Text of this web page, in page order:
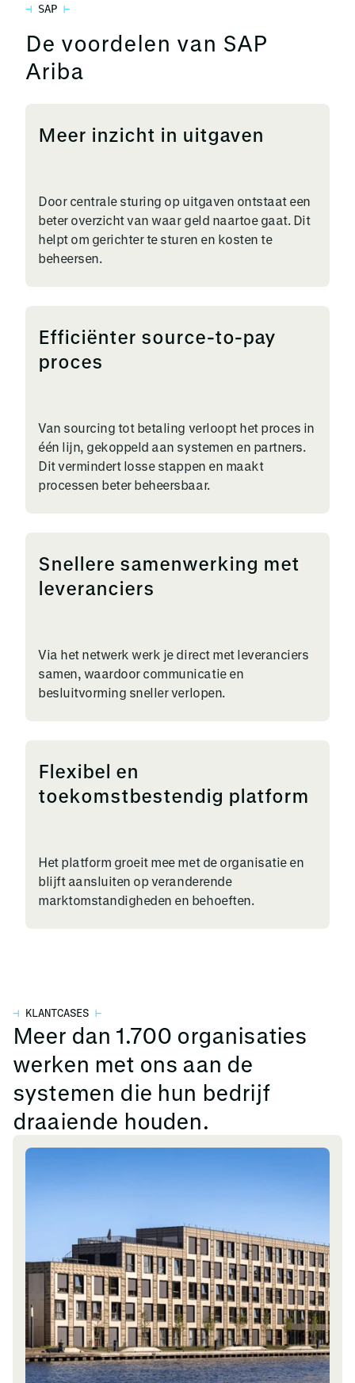
SAP
De voordelen van SAP
Ariba
Meer inzicht in uitgaven
Door centrale sturing op uitgaven ontstaat een
beter overzicht van waar geld naartoe gaat. Dit
helpt om gerichter te sturen en kosten te
beheersen.
Efficiënter source-to-pay
proces
Van sourcing tot betaling verloopt het proces in
één lijn, gekoppeld aan systemen en partners.
Dit vermindert losse stappen en maakt
processen beter beheersbaar.
Snellere samenwerking met
leveranciers
Via het netwerk werk je direct met leveranciers
samen, waardoor communicatie en
besluitvorming sneller verlopen.
Flexibel en
toekomstbestendig platform
Het platform groeit mee met de organisatie en
blijft aansluiten op veranderende
marktomstandigheden en behoeften.
⊣ KLANTCASES ⊢
Meer dan 1.700 organisaties
werken met ons aan de
systemen die hun bedrijf
draaiende houden.